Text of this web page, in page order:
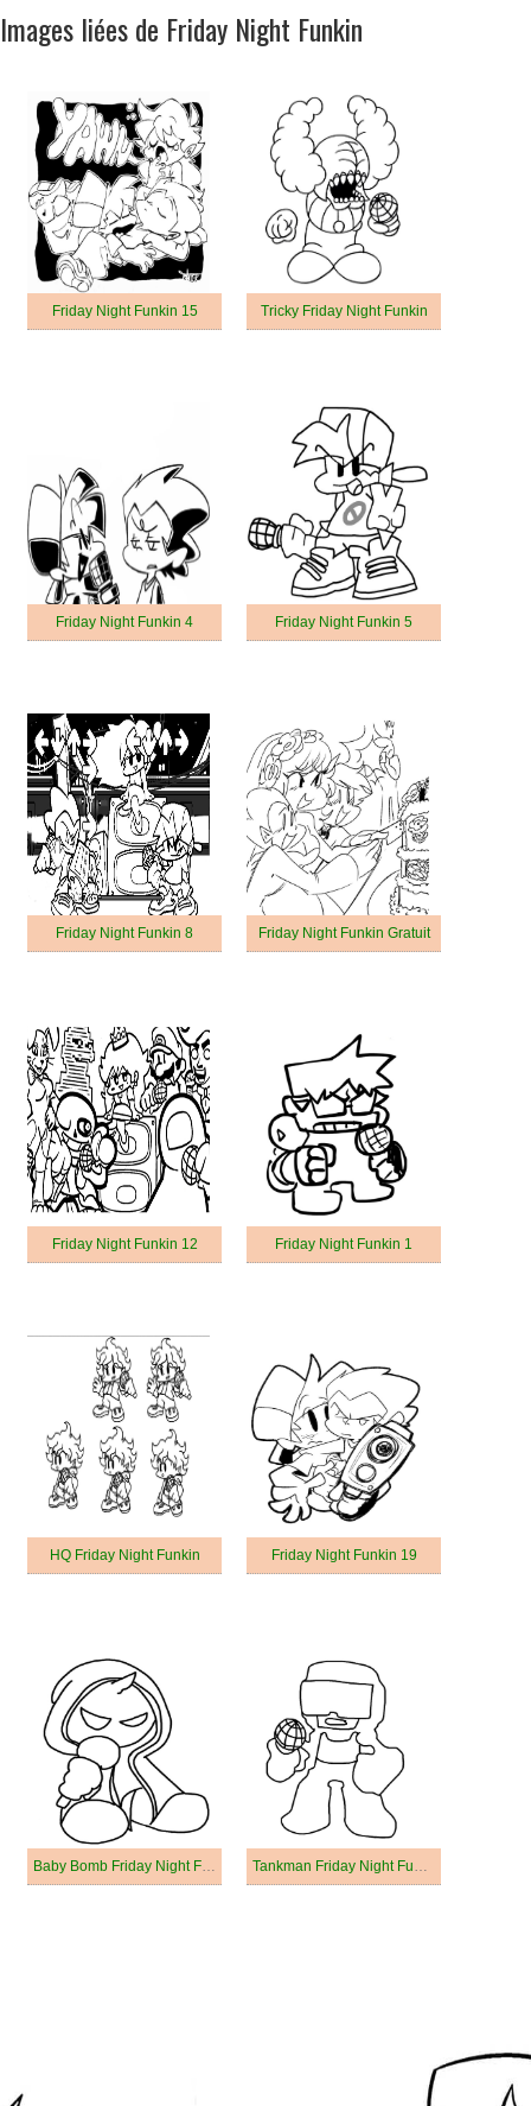
Images liées de Friday Night Funkin
Friday Night Funkin 15 Tricky Friday Night Funkin
Friday Night Funkin 4 Friday Night Funkin 5
Friday Night Funkin 8 Friday Night Funkin Gratuit
Friday Night Funkin 12 Friday Night Funkin 1
HQ Friday Night Funkin Friday Night Funkin 19
Baby Bomb Friday Night Funkin Tankman Friday Night Funkin